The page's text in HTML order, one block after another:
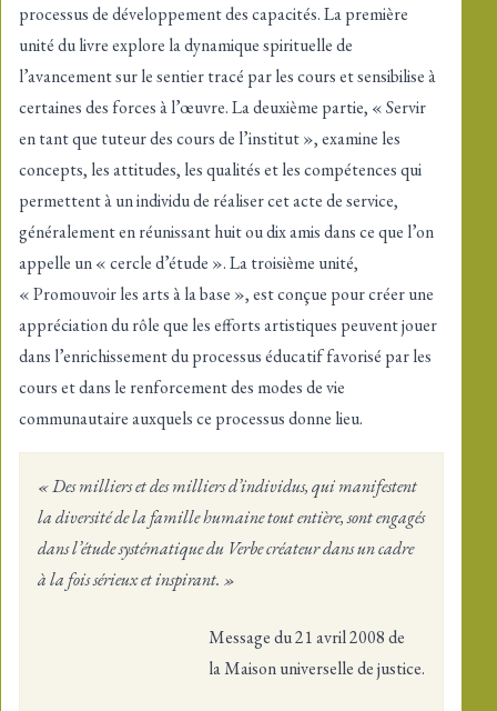
processus de développement des capacités. La première
unité du livre explore la dynamique spirituelle de
l’avancement sur le sentier tracé par les cours et sensibilise à
certaines des forces à l’œuvre. La deuxième partie, « Servir
en tant que tuteur des cours de l’institut », examine les
concepts, les attitudes, les qualités et les compétences qui
permettent à un individu de réaliser cet acte de service,
généralement en réunissant huit ou dix amis dans ce que l’on
appelle un « cercle d’étude ». La troisième unité,
« Promouvoir les arts à la base », est conçue pour créer une
appréciation du rôle que les efforts artistiques peuvent jouer
dans l’enrichissement du processus éducatif favorisé par les
cours et dans le renforcement des modes de vie
communautaire auxquels ce processus donne lieu.
« Des milliers et des milliers d’individus, qui manifestent
la diversité de la famille humaine tout entière, sont engagés
dans l’étude systématique du Verbe créateur dans un cadre
à la fois sérieux et inspirant. »
Message du 21 avril 2008 de
la Maison universelle de justice.